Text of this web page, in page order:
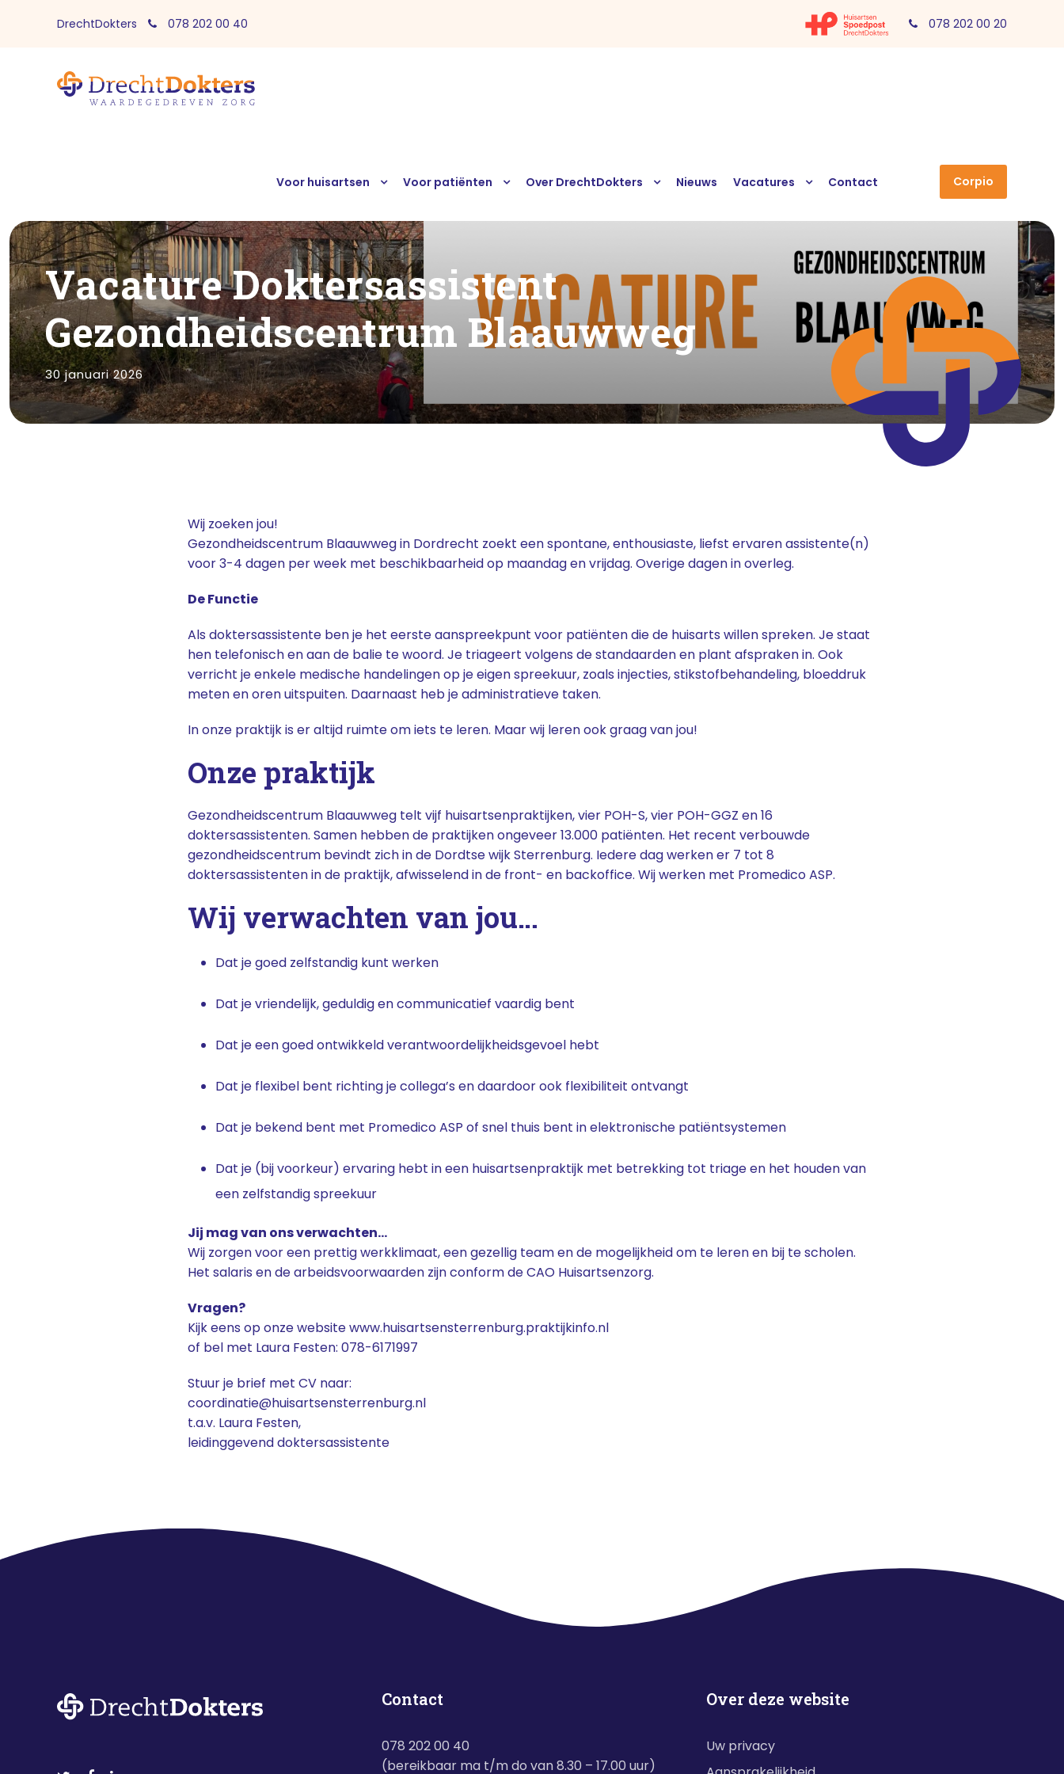
DrechtDokters 078 202 00 40 078 202 00 20
Voor huisartsen Voor patiënten Over DrechtDokters Nieuws Vacatures Contact Corpio
Vacature Doktersassistent
Gezondheidscentrum Blaauwweg
30 januari 2026
Wij zoeken jou!
Gezondheidscentrum Blaauwweg in Dordrecht zoekt een spontane, enthousiaste, liefst ervaren assistente(n)
voor 3-4 dagen per week met beschikbaarheid op maandag en vrijdag. Overige dagen in overleg.
De Functie
Als doktersassistente ben je het eerste aanspreekpunt voor patiënten die de huisarts willen spreken. Je staat
hen telefonisch en aan de balie te woord. Je triageert volgens de standaarden en plant afspraken in. Ook
verricht je enkele medische handelingen op je eigen spreekuur, zoals injecties, stikstofbehandeling, bloeddruk
meten en oren uitspuiten. Daarnaast heb je administratieve taken.
In onze praktijk is er altijd ruimte om iets te leren. Maar wij leren ook graag van jou!
Onze praktijk
Gezondheidscentrum Blaauwweg telt vijf huisartsenpraktijken, vier POH-S, vier POH-GGZ en 16
doktersassistenten. Samen hebben de praktijken ongeveer 13.000 patiënten. Het recent verbouwde
gezondheidscentrum bevindt zich in de Dordtse wijk Sterrenburg. Iedere dag werken er 7 tot 8
doktersassistenten in de praktijk, afwisselend in de front- en backoffice. Wij werken met Promedico ASP.
Wij verwachten van jou…
Dat je goed zelfstandig kunt werken
Dat je vriendelijk, geduldig en communicatief vaardig bent
Dat je een goed ontwikkeld verantwoordelijkheidsgevoel hebt
Dat je flexibel bent richting je collega’s en daardoor ook flexibiliteit ontvangt
Dat je bekend bent met Promedico ASP of snel thuis bent in elektronische patiëntsystemen
Dat je (bij voorkeur) ervaring hebt in een huisartsenpraktijk met betrekking tot triage en het houden van
een zelfstandig spreekuur
Jij mag van ons verwachten…
Wij zorgen voor een prettig werkklimaat, een gezellig team en de mogelijkheid om te leren en bij te scholen.
Het salaris en de arbeidsvoorwaarden zijn conform de CAO Huisartsenzorg.
Vragen?
Kijk eens op onze websitewww.huisartsensterrenburg.praktijkinfo.nl
of bel met Laura Festen: 078-6171997
Stuur je brief met CV naar:
coordinatie@huisartsensterrenburg.nl
t.a.v. Laura Festen,
leidinggevend doktersassistente
Contact
078 202 00 40
(bereikbaar ma t/m do van 8.30 – 17.00 uur)
Over deze website
Uw privacy